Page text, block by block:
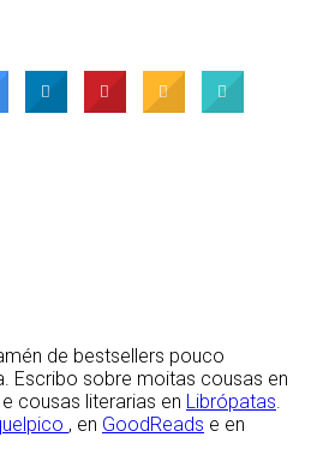
de bestsellers pouco
Escribo sobre moitas cousas en
cousas literarias en Librópatas.
, en GoodReads e en